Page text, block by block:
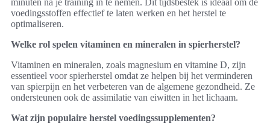
voedingsstoffen effectief te laten werken en het herstel te
optimaliseren.
Welke rol spelen vitaminen en mineralen in spierherstel?
Vitaminen en mineralen, zoals magnesium en vitamine D, zijn
essentieel voor spierherstel omdat ze helpen bij het verminderen
van spierpijn en het verbeteren van de algemene gezondheid. Ze
ondersteunen ook de assimilatie van eiwitten in het lichaam.
Wat zijn populaire herstel voedingssupplementen?